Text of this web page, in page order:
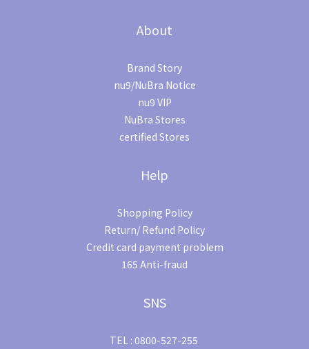
About
Brand Story
nu9/NuBra Notice
nu9 VIP
NuBra Stores
certified Stores
Help
Shopping Policy
Return/ Refund Policy
Credit card payment problem
165 Anti-fraud
SNS
TEL : 0800-527-255